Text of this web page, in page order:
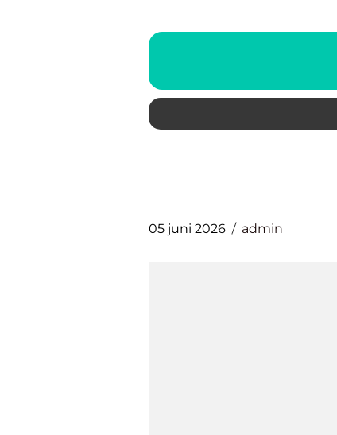
05 juni 2026 admin